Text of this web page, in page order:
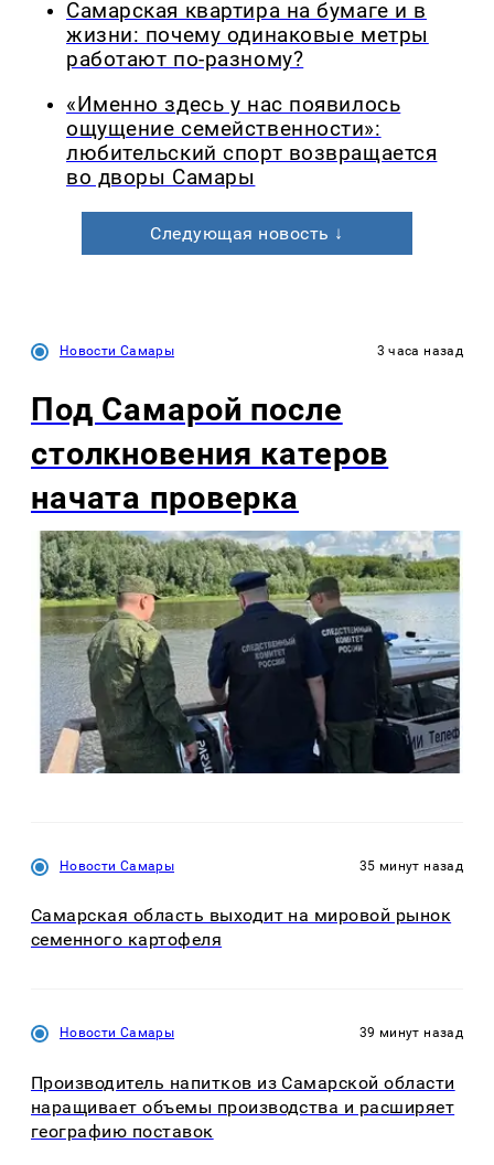
Самарская квартира на бумаге и в
жизни: почему одинаковые метры
работают по-разному?
«Именно здесь у нас появилось
ощущение семейственности»:
любительский спорт возвращается
во дворы Самары
Следующая новость ↓
Новости Самары 3 часа назад
Под Самарой после
столкновения катеров
начата проверка
Новости Самары 35 минут назад
Самарская область выходит на мировой рынок
семенного картофеля
Новости Самары 39 минут назад
Производитель напитков из Самарской области
наращивает объемы производства и расширяет
географию поставок